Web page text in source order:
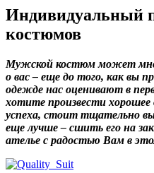
Индивидуальный
костюмов
Мужской костюм может
о вас – еще до того, как вы
одежде нас оценивают в
хотите произвести хорошее
успеха, стоит тщательно
еще лучше – сшить его на
ателье с радостью Вам в